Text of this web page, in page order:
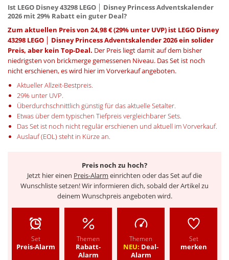
Ist LEGO Disney 43298 LEGO │ Disney Princess Adventskalender
2026 mit 29% Rabatt ein guter Deal?
Zum aktuellen Preis von 24,98 € (29% unter UVP) ist LEGO Disney
43298 LEGO │ Disney Princess Adventskalender 2026 ein solider
Preis, aber kein Top-Deal. Der Preis liegt damit auf dem bisher
niedrigsten von brickmerge gemessenen Niveau. Das Set ist noch
nicht erschienen, es wird hier im Vorverkauf angeboten.
Aktueller Allzeit-Bestpreis.
29% unter UVP.
Überdurchschnittlich günstig für das aktuelle Setalter.
Etwas über dem typischen Tiefpreis vergleichbarer Sets.
Das Set ist noch nicht regulär erschienen und aktuell im Vorverkauf.
Auslauf (EOL) steht in Kürze an.
Preis noch zu hoch?
Jetzt hier einen Preis-Alarm einrichten oder das Set auf die
Wunschliste setzen! Wir informieren dich, sobald der Artikel zu
deinem Wunschpreis angeboten wird.
Set
Preis-Alarm
Themen
Rabatt-
Alarm
Themen
NEU: Deal-
Alarm
Set
merken